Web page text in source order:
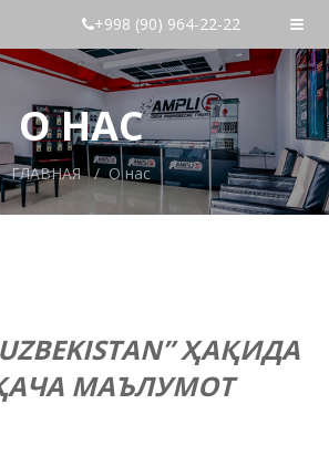
+998 (90) 964-22-22
О НАС
ГЛАВНАЯ О нас
ҲАҚИДА
МАЪЛУМОТ